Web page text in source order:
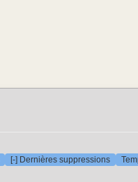
[-] Dernières suppressions